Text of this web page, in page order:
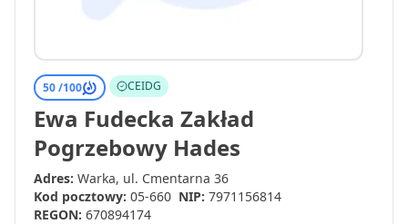
50 /100 CEIDG
Ewa Fudecka Zakład
Pogrzebowy Hades
Adres: Warka, ul. Cmentarna 36
Kod pocztowy: 05-660 NIP: 7971156814
REGON: 670894174